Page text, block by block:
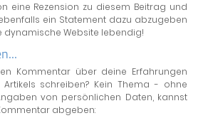
eine Rezension zu diesem Beitrag und
ein Statement dazu abzugeben
Website lebendig!
Kommentar über deine Erfahrungen
schreiben? Kein Thema - ohne
von persönlichen Daten, kannst
abgeben: